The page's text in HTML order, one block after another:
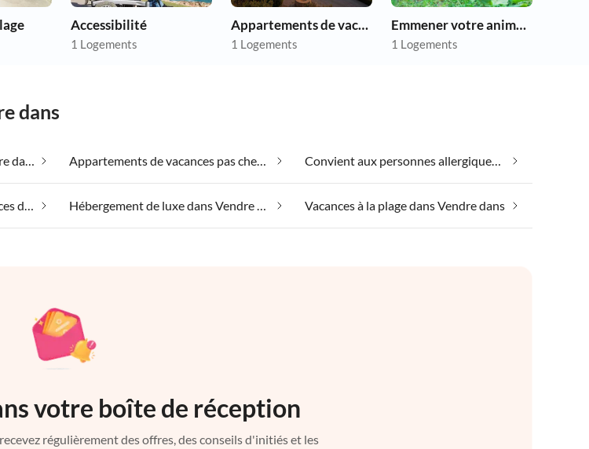
Accessibilité
1 Logements
Appartements de vacances pas chers
1 Logements
Emmener votre animal en vacances
1 Logements
dans
Adapté aux familles dans Vendre dans Appartements de vacances pas chers dans Vendre dans Convient aux personnes allergiques dans Vendre dans
Emmener votre chien en vacances dans Vendre dans Hébergement de luxe dans Vendre dans Vacances à la plage dans Vendre dans
votre boîte de réception
régulièrement des offres, des conseils d'initiés et les